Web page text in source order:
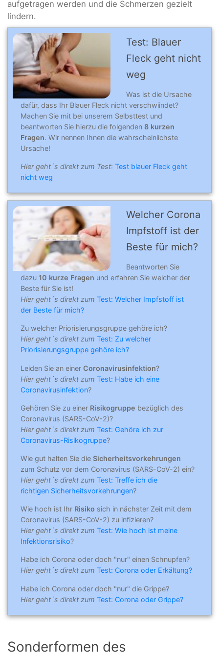
aufgetragen werden und die Schmerzen gezielt
lindern.
Test: Blauer
Fleck geht nicht
weg
Was ist die Ursache
dafür, dass Ihr Blauer Fleck nicht verschwiindet?
Machen Sie mit bei unserem Selbsttest und
beantworten Sie hierzu die folgenden 8 kurzen
Fragen. Wir nennen Ihnen die wahrscheinlichste
Ursache!
Hier geht´s direkt zum Test: Test blauer Fleck geht
nicht weg
Welcher Corona
Impfstoff ist der
Beste für mich?
Beantworten Sie
dazu 10 kurze Fragen und erfahren Sie welcher der
Beste für Sie ist!
Hier geht´s direkt zum Test: Welcher Impfstoff ist
der Beste für mich?
Zu welcher Priorisierungsgruppe gehöre ich?
Hier geht´s direkt zum Test: Zu welcher
Priorisierungsgruppe gehöre ich?
Leiden Sie an einer Coronavirusinfektion?
Hier geht´s direkt zum Test: Habe ich eine
Coronavirusinfektion?
Gehören Sie zu einer Risikogruppe bezüglich des
Coronavirus (SARS-CoV-2)?
Hier geht´s direkt zum Test: Gehöre ich zur
Coronavirus-Risikogruppe?
Wie gut halten Sie die Sicherheitsvorkehrungen
zum Schutz vor dem Coronavirus (SARS-CoV-2) ein?
Hier geht´s direkt zum Test: Treffe ich die
richtigen Sicherheitsvorkehrungen?
Wie hoch ist Ihr Risiko sich in nächster Zeit mit dem
Coronavirus (SARS-CoV-2) zu infizieren?
Hier geht´s direkt zum Test: Wie hoch ist meine
Infektionsrisiko?
Habe ich Corona oder doch "nur" einen Schnupfen?
Hier geht´s direkt zum Test: Corona oder Erkältung?
Habe ich Corona oder doch "nur" die Grippe?
Hier geht´s direkt zum Test: Corona oder Grippe?
Sonderformen des